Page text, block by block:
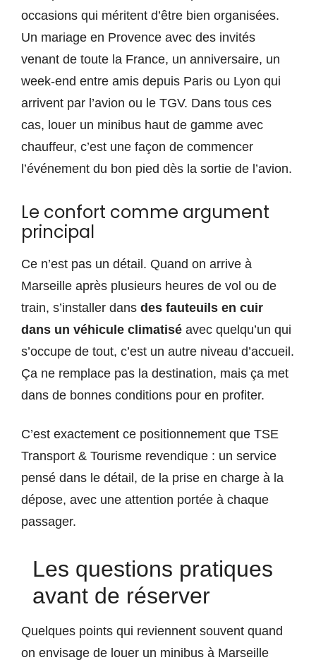
occasions qui méritent d’être bien organisées.
Un mariage en Provence avec des invités
venant de toute la France, un anniversaire, un
week-end entre amis depuis Paris ou Lyon qui
arrivent par l’avion ou le TGV. Dans tous ces
cas, louer un minibus haut de gamme avec
chauffeur, c’est une façon de commencer
l’événement du bon pied dès la sortie de l’avion.
Le confort comme argument
principal
Ce n’est pas un détail. Quand on arrive à
Marseille après plusieurs heures de vol ou de
train, s’installer dans des fauteuils en cuir
dans un véhicule climatisé avec quelqu’un qui
s’occupe de tout, c’est un autre niveau d’accueil.
Ça ne remplace pas la destination, mais ça met
dans de bonnes conditions pour en profiter.
C’est exactement ce positionnement que TSE
Transport & Tourisme revendique : un service
pensé dans le détail, de la prise en charge à la
dépose, avec une attention portée à chaque
passager.
Les questions pratiques
avant de réserver
Quelques points qui reviennent souvent quand
on envisage de louer un minibus à Marseille